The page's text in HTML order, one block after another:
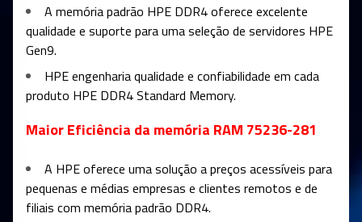
A memória padrão HPE DDR4 oferece excelente
qualidade e suporte para uma seleção de servidores HPE
Gen9.
HPE engenharia qualidade e confiabilidade em cada
produto HPE DDR4 Standard Memory.
Maior Eficiência da memória RAM 75236-281
A HPE oferece uma solução a preços acessíveis para
pequenas e médias empresas e clientes remotos e de
filiais com memória padrão DDR4.